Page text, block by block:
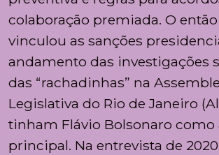
colaboração premiada. O
vinculou as sanções
andamento das investigações
das “rachadinhas” na
Legislativa do Rio de Janeiro
tinham Flávio Bolsonaro como
principal. Na entrevista de